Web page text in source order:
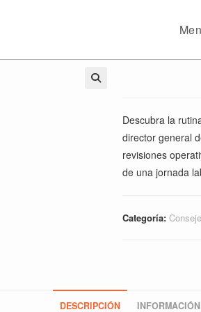
Descubra la
director general
revisiones
de una jornada
Categoría:
DESCRIPCIÓN